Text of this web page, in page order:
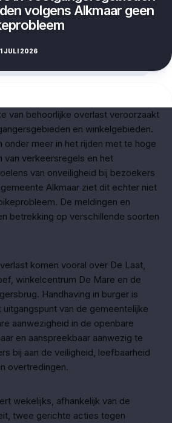
volgens Alkmaar geen
1 JULI 2026
van behoorlijke overlast veroorzaakt
en winkelgebieden.
onder meer in het rijden met te hoge
van verkeersregels en het
van onveiligheid bij bezoekers
Alkmaar ziet dit echter niet
De meldingen en
betrekking op verschillende soorten
komen vooral over De Laat,
winkelcentrum De Mare en de
Handhaving in burger is
van de gemeentelijke
aanwezigheid in de openbare
en aanspreekbaar aanwezig te
bij aan de veiligheid, leefbaarheid
overtredingen.
wekelijks, afhankelijk van de
twee gerichte acties tegen